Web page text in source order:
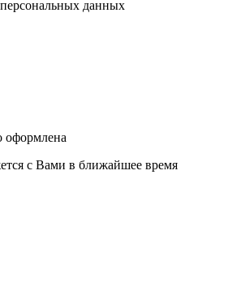
данных
оформлена
с Вами в ближайшее время